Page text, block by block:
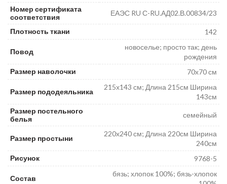
Номер сертификата
соответствия
ЕАЭС RU С-RU.АД02.В.00834/23
Плотность ткани 142
Повод
новоселье; просто так; день
рождения
Размер наволочки
70х70 см
Размер пододеяльника
215х143 см; Длина 215см Ширина
143см
Размер постельного
белья
семейный
Размер простыни
220х240 см; Длина 220см Ширина
240см
Рисунок
9768-5
Состав
бязь; хлопок 100%; бязь-хлопок